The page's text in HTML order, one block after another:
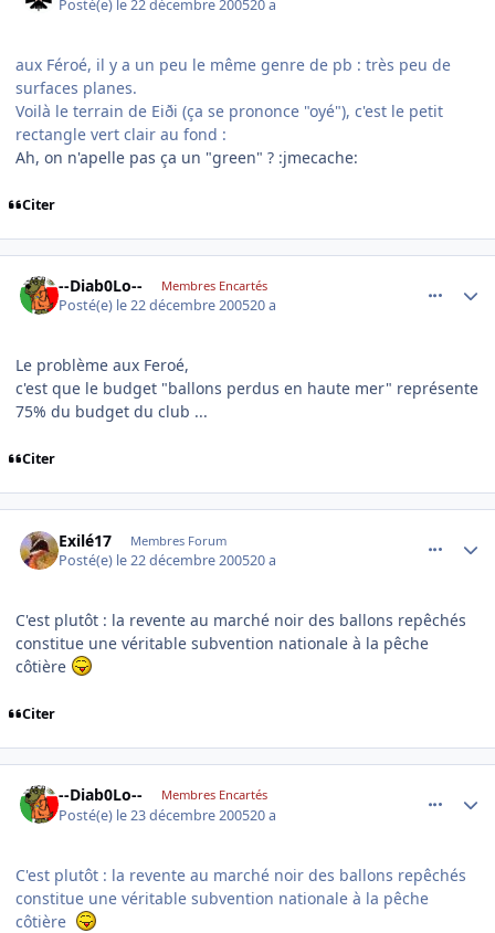
Posté(e) le 22 décembre 200520 a
aux Féroé, il y a un peu le même genre de pb : très peu de
surfaces planes.
Voilà le terrain de Eiði (ça se prononce "oyé"), c'est le petit
rectangle vert clair au fond :
Ah, on n'apelle pas ça un "green" ? :jmecache:
Citer
--Diab0Lo-- Membres Encartés
Posté(e) le 22 décembre 200520 a
Le problème aux Feroé,
c'est que le budget "ballons perdus en haute mer" représente
75% du budget du club ...
Citer
Exilé17 Membres Forum
Posté(e) le 22 décembre 200520 a
C'est plutôt : la revente au marché noir des ballons repêchés
constitue une véritable subvention nationale à la pêche
côtière
Citer
--Diab0Lo-- Membres Encartés
Posté(e) le 23 décembre 200520 a
C'est plutôt : la revente au marché noir des ballons repêchés
constitue une véritable subvention nationale à la pêche
côtière